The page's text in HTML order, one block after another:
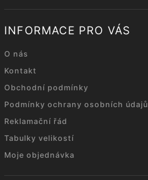
INFORMACE PRO VÁS
O nás
Kontakt
Obchodní podmínky
Podmínky ochrany osobních údajů
Reklamační řád
Tabulky velikostí
Moje objednávka